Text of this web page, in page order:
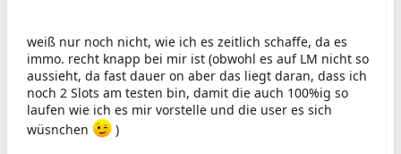
weiß nur noch nicht, wie ich es zeitlich schaffe, da es
immo. recht knapp bei mir ist (obwohl es auf LM nicht so
aussieht, da fast dauer on aber das liegt daran, dass ich
noch 2 Slots am testen bin, damit die auch 100%ig so
laufen wie ich es mir vorstelle und die user es sich
wüsnchen
)